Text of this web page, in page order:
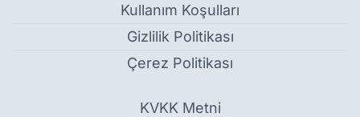
Kullanım Koşulları
Gizlilik Politikası
Çerez Politikası
KVKK Metni